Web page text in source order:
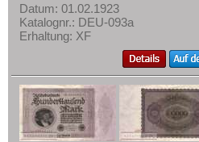
Datum: 01.02.1923
Katalognr.: DEU-093a
Erhaltung: XF